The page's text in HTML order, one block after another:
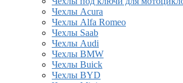
Чехлы Acura
Чехлы Alfa Romeo
Чехлы Saab
Чехлы Audi
Чехлы BMW
Чехлы Buick
Чехлы BYD